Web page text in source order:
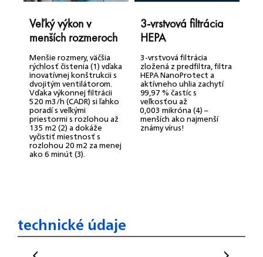
Veľký výkon v
menších rozmeroch
Menšie rozmery, väčšia
rýchlosť čistenia (1) vďaka
inovatívnej konštrukcii s
dvojitým ventilátorom.
Vďaka výkonnej filtrácii
520 m3/h (CADR) si ľahko
poradí s veľkými
priestormi s rozlohou až
135 m2 (2) a dokáže
vyčistiť miestnosť s
rozlohou 20 m2 za menej
ako 6 minút (3).
3-vrstvová filtrácia
HEPA
3-vrstvová filtrácia
zložená z predfiltra, filtra
HEPA NanoProtect a
aktívneho uhlia zachytí
99,97 % častíc s
veľkosťou až
0,003 mikróna (4) –
menších ako najmenší
známy vírus!
technické údaje